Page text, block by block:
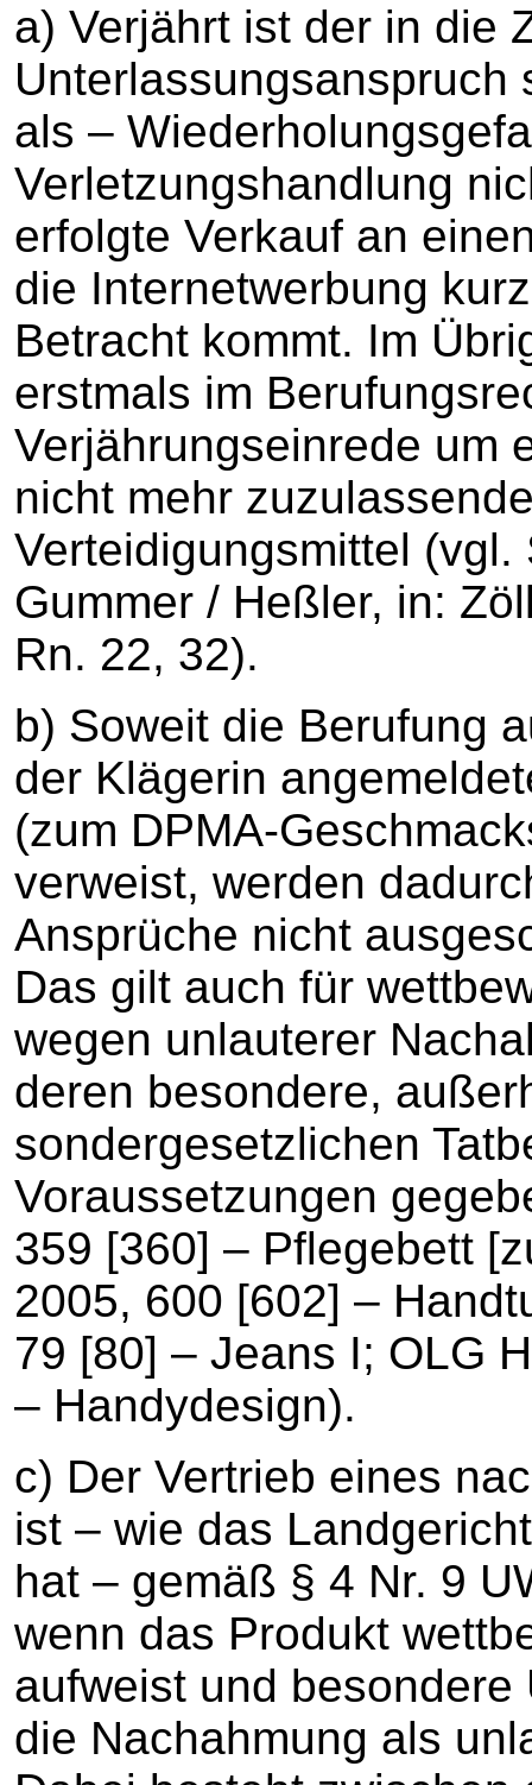
a) Verjährt ist der in die
Unterlassungsanspruch
als –
Verletzungshandlung
erfolgte Verkauf an
die Internetwerbung
Betracht kommt. Im
erstmals im
Verjährungseinrede um
nicht mehr
Verteidigungsmittel
Gummer / Heßler, in:
Rn. 22, 32).
b) Soweit die Berufung
der Klägerin
(zum DPMA-
verweist, werden
Ansprüche nicht
Das gilt auch für
wegen unlauterer
deren besondere,
sondergesetzlichen
Voraussetzungen
359 [360] – Pflegebett
2005, 600 [602] –
79 [80] – Jeans I; OLG
– Handydesign).
c) Der Vertrieb eines
ist – wie das
hat – gemäß § 4 Nr. 9
wenn das Produkt
aufweist und
die Nachahmung als